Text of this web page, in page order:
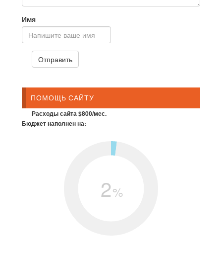
Имя
ПОМОЩЬ САЙТУ
Расходы сайта $800/мес.
Бюджет наполнен на:
2%